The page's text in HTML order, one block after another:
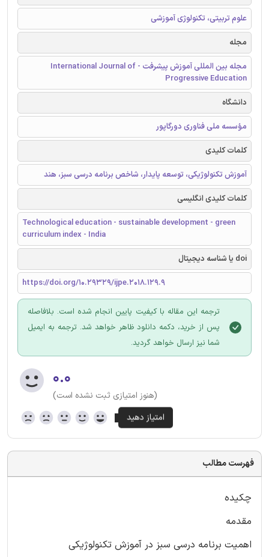
علوم تربیتی، تکنولوژی آموزشی
مجله
مجله بین المللی آموزش پیشرفت - International Journal of
Progressive Education
دانشگاه
مؤسسه ملی فناوری دورگاپور
کلمات کلیدی
آموزش تکنولوژیکی، توسعه پایدار، شاخص برنامه درسی سبز، هند
کلمات کلیدی انگلیسی
Technological education - sustainable development - green
curriculum index - India
doi یا شناسه دیجیتال
https://doi.org/10.29329/ijpe.2018.129.9
ترجمه این مقاله با کیفیت پایین انجام شده است. بلافاصله
پس از خرید، دکمه دانلود ظاهر خواهد شد. ترجمه به ایمیل
شما نیز ارسال خواهد گردید.
۰.۰
(هنوز امتیازی ثبت نشده است)
فهرست مطالب
چکیده
مقدمه
اهمیت برنامه درسی سبز در آموزش تکنولوژیکی